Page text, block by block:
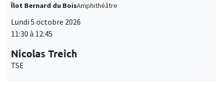
Îlot Bernard du BoisAmphithéâtre
Lundi 5 octobre 2026
11:30 à 12:45
Nicolas Treich
TSE